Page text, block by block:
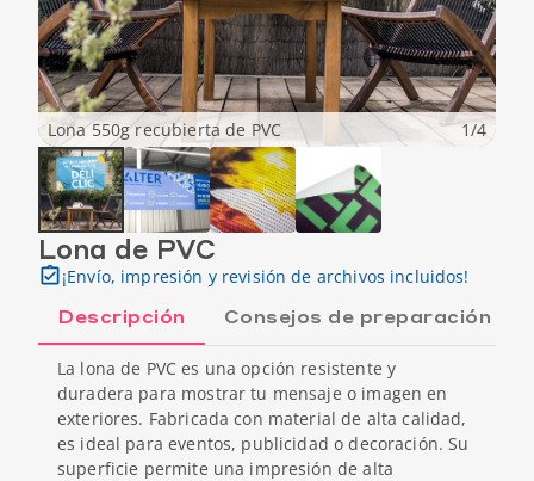
Lona 550g recubierta de PVC 1/4
Lona de PVC
¡Envío, impresión y revisión de archivos incluidos!
Descripción Consejos de preparación
La lona de PVC es una opción resistente y
duradera para mostrar tu mensaje o imagen en
exteriores. Fabricada con material de alta calidad,
es ideal para eventos, publicidad o decoración. Su
superficie permite una impresión de alta